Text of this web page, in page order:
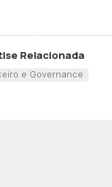
Relacionada
e Governance